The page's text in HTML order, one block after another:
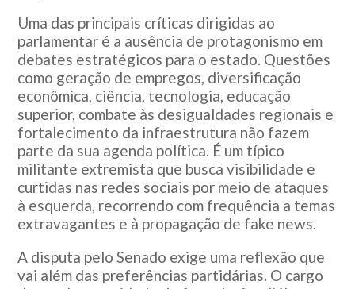
Uma das principais críticas dirigidas ao
parlamentar é a ausência de protagonismo em
debates estratégicos para o estado. Questões
como geração de empregos, diversificação
econômica, ciência, tecnologia, educação
superior, combate às desigualdades regionais e
fortalecimento da infraestrutura não fazem
parte da sua agenda política. É um típico
militante extremista que busca visibilidade e
curtidas nas redes sociais por meio de ataques
à esquerda, recorrendo com frequência a temas
extravagantes e à propagação de fake news.
A disputa pelo Senado exige uma reflexão que
vai além das preferências partidárias. O cargo